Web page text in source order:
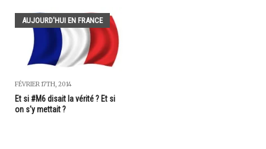
AUJOURD'HUI EN FRANCE
FÉVRIER 17TH, 2014
Et si #M6 disait la vérité ? Et si
on s'y mettait ?